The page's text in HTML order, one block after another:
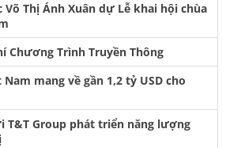
Thị Ánh Xuân dự Lễ khai hội chùa
Chương Trình Truyền Thông
mang về gần 1,2 tỷ USD cho
T&T Group phát triển năng lượng